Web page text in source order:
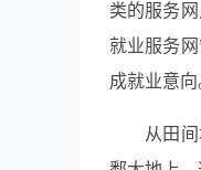
类的服务
就业服务
成就业意向
从田